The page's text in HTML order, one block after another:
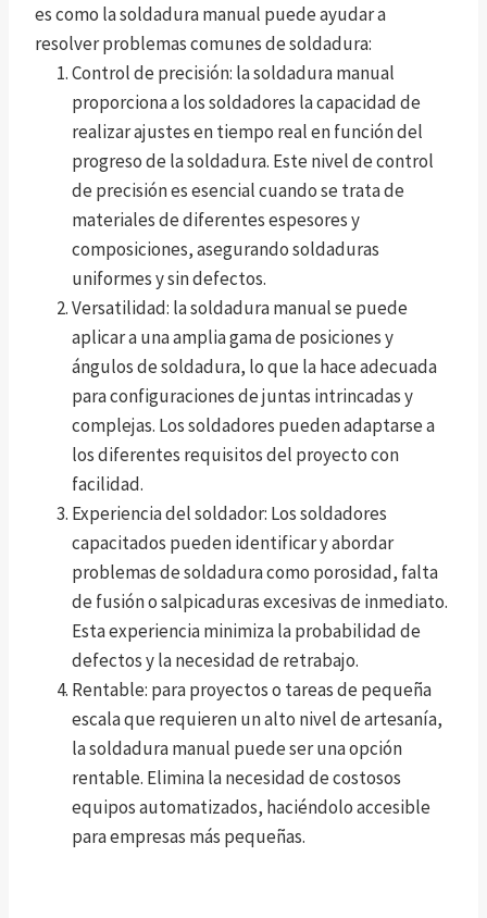
es como la soldadura manual puede ayudar a
resolver problemas comunes de soldadura:
Control de precisión: la soldadura manual
proporciona a los soldadores la capacidad de
realizar ajustes en tiempo real en función del
progreso de la soldadura. Este nivel de control
de precisión es esencial cuando se trata de
materiales de diferentes espesores y
composiciones, asegurando soldaduras
uniformes y sin defectos.
Versatilidad: la soldadura manual se puede
aplicar a una amplia gama de posiciones y
ángulos de soldadura, lo que la hace adecuada
para configuraciones de juntas intrincadas y
complejas. Los soldadores pueden adaptarse a
los diferentes requisitos del proyecto con
facilidad.
Experiencia del soldador: Los soldadores
capacitados pueden identificar y abordar
problemas de soldadura como porosidad, falta
de fusión o salpicaduras excesivas de inmediato.
Esta experiencia minimiza la probabilidad de
defectos y la necesidad de retrabajo.
Rentable: para proyectos o tareas de pequeña
escala que requieren un alto nivel de artesanía,
la soldadura manual puede ser una opción
rentable. Elimina la necesidad de costosos
equipos automatizados, haciéndolo accesible
para empresas más pequeñas.